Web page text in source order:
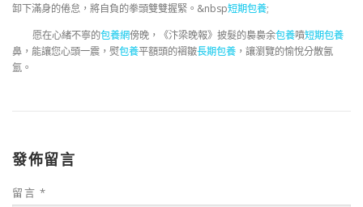
卸下滿身的倦怠，將自負的拳頭雙雙握緊。&nbsp短期包養;
愿在心緒不寧的包養網傍晚，《汴梁晚報》披髮的裊裊余包養噴短期包養
鼻，能讓您心頭一震，熨包養平額頭的褶皺長期包養 ，讓瀏覽的愉悅分散氤
氳。
發佈留言
留言 *